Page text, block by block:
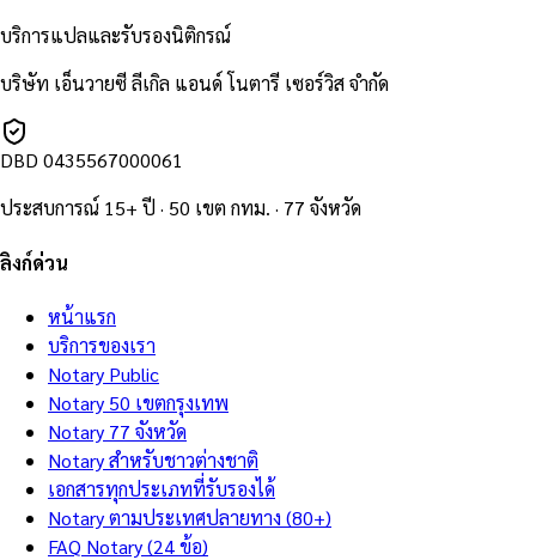
บริการแปลและรับรองนิติกรณ์
บริษัท เอ็นวายซี ลีเกิล แอนด์ โนตารี เซอร์วิส จำกัด
DBD 0435567000061
ประสบการณ์ 15+ ปี · 50 เขต กทม. · 77 จังหวัด
ลิงก์ด่วน
หน้าแรก
บริการของเรา
Notary Public
Notary 50 เขตกรุงเทพ
Notary 77 จังหวัด
Notary สำหรับชาวต่างชาติ
เอกสารทุกประเภทที่รับรองได้
Notary ตามประเทศปลายทาง (80+)
FAQ Notary (24 ข้อ)